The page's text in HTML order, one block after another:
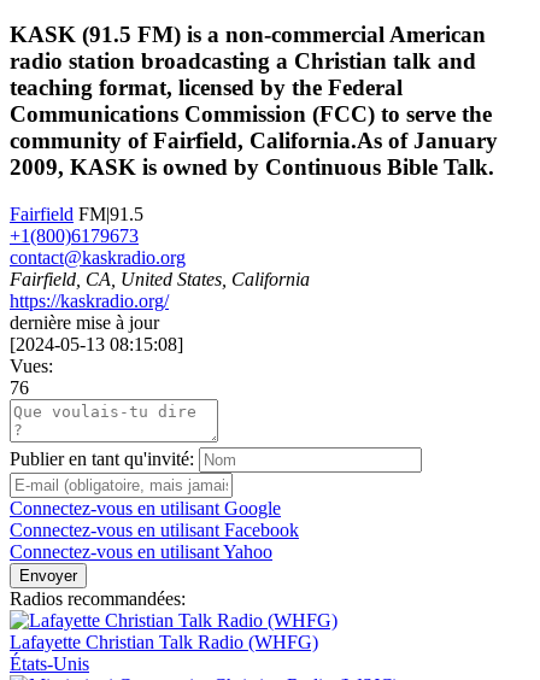
KASK (91.5 FM) is a non-commercial American
radio station broadcasting a Christian talk and
teaching format, licensed by the Federal
Communications Commission (FCC) to serve the
community of Fairfield, California.As of January
2009, KASK is owned by Continuous Bible Talk.
Fairfield FM|91.5
+1(800)6179673
contact@kaskradio.org
Fairfield, CA, United States, California
https://kaskradio.org/
dernière mise à jour
[2024-05-13 08:15:08]
Vues:
76
Publier en tant qu'invité:
Connectez-vous en utilisant Google
Connectez-vous en utilisant Facebook
Connectez-vous en utilisant Yahoo
Envoyer
Radios recommandées:
Lafayette Christian Talk Radio (WHFG)
États-Unis